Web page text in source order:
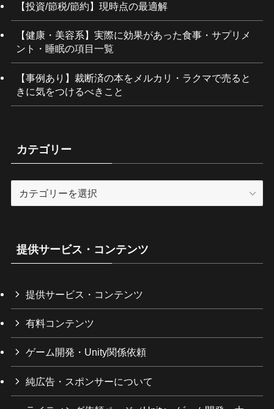
【投資/節税/節約】現時点の最適解
【健康・美容系】実際に効果があった食事・サプリメ
ント・睡眠の項目一覧
【事例あり】裁断済の本をメルカリ・ラクマで売ると
きに気をつけるべきこと
カテゴリー
テ
ー
提供サービス・コンテンツ
提供サービス・コンテンツ
有料コンテンツ
ゲーム開発・Unity関係依頼
純広告・スポンサーについて